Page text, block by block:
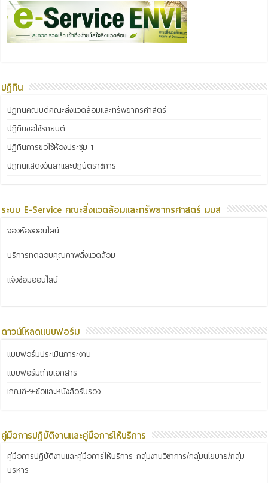
ปฏิทิน
ปฏิทินคณบดีคณะสิ่งแวดล้อมและทรัพยากรศาสตร์
ปฏิทินขอใช้รถยนต์
ปฏิทินการขอใช้ห้องประชุม 1
ปฏิทินแสดงวันลาและปฏิบัติราชการ
ระบบ E-Service คณะสิ่งแวดล้อมและทรัพยากรศาสตร์ มมส
จองห้องออนไลน์
บริการทดสอบคุณภาพสิ่งแวดล้อม
แจ้งซ่อมออนไลน์
ดาวน์โหลดแบบฟอร์ม
แบบฟอร์มประเมินภาระงาน
แบบฟอร์มถ่ายเอกสาร
เกณฑ์-9-ข้อและหนังสือรับรอง
คู่มือการปฏิบัติงานและคู่มือการให้บริการ
คู่มือการปฏิบัติงานและคู่มือการให้บริการ กลุ่มงานวิชาการ/กลุ่มนโยบาย/กลุ่ม
บริหาร